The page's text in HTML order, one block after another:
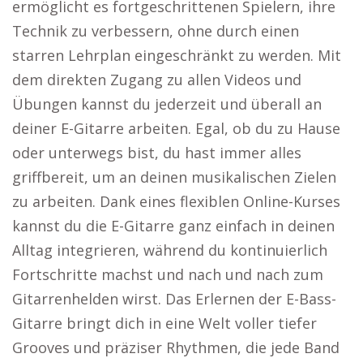
ermöglicht es fortgeschrittenen Spielern, ihre
Technik zu verbessern, ohne durch einen
starren Lehrplan eingeschränkt zu werden. Mit
dem direkten Zugang zu allen Videos und
Übungen kannst du jederzeit und überall an
deiner E-Gitarre arbeiten. Egal, ob du zu Hause
oder unterwegs bist, du hast immer alles
griffbereit, um an deinen musikalischen Zielen
zu arbeiten. Dank eines flexiblen Online-Kurses
kannst du die E-Gitarre ganz einfach in deinen
Alltag integrieren, während du kontinuierlich
Fortschritte machst und nach und nach zum
Gitarrenhelden wirst. Das Erlernen der E-Bass-
Gitarre bringt dich in eine Welt voller tiefer
Grooves und präziser Rhythmen, die jede Band